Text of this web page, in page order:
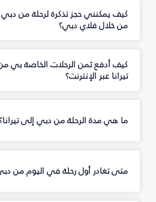
كيف يمكنني حجز تذكرة لرحلة من دبي
من خلال فلاي دبي؟
كيف أدفع ثمن الرحلات الخاصة بي
تيرانا عبر الإنترنت؟
ما هي مدة الرحلة من دبي إلى
متى تغادر أول رحلة في اليوم من دبي